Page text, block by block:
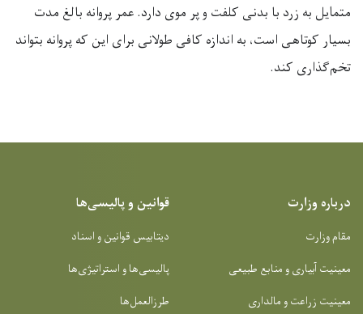
متمایل به زرد با بدنی کلفت و پر موى دارد. عمر پروانه بالغ مدت
بسیار کوتاهی است، به اندازه کافی طولانی برای این که پروانه بتواند
تخم‌گذاری کند.
درباره وزارت
مقام وزارت
معینیت آبیاری و منابع طبیعی
معینیت زراعت و مالداری
قوانین و پالیسی‌ها
دیتابیس قوانین و اسناد
پالیسی‌ها و استراتیژی‌ها
طرزالعمل‌ها